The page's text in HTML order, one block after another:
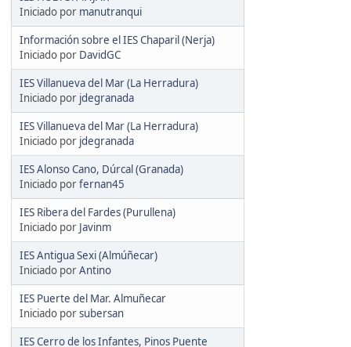
Iniciado por manutranqui
Información sobre el IES Chaparil (Nerja)
Iniciado por DavidGC
IES Villanueva del Mar (La Herradura)
Iniciado por jdegranada
IES Villanueva del Mar (La Herradura)
Iniciado por jdegranada
IES Alonso Cano, Dúrcal (Granada)
Iniciado porfernan45
IES Ribera del Fardes (Purullena)
Iniciado por Javinm
IES Antigua Sexi (Almúñecar)
Iniciado porAntino
IES Puerte del Mar. Almuñecar
Iniciado porsubersan
IES Cerro de los Infantes, Pinos Puente